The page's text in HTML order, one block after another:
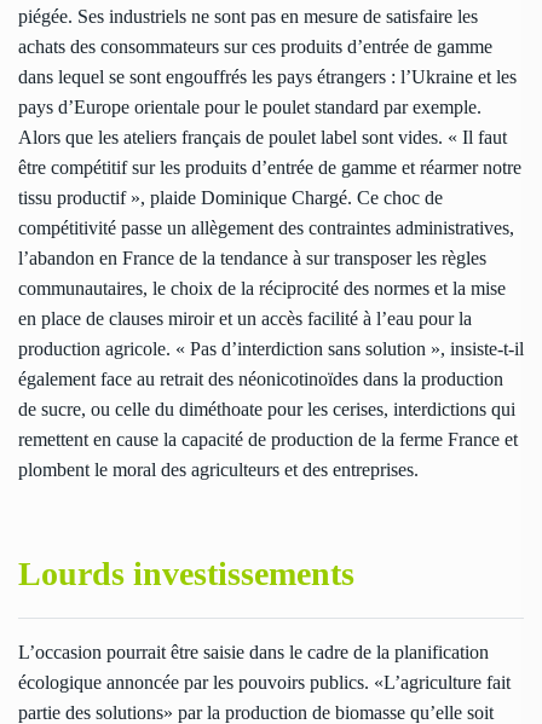
piégée. Ses industriels ne sont pas en mesure de satisfaire les
achats des consommateurs sur ces produits d’entrée de gamme
dans lequel se sont engouffrés les pays étrangers : l’Ukraine et les
pays d’Europe orientale pour le poulet standard par exemple.
Alors que les ateliers français de poulet label sont vides. « Il faut
être compétitif sur les produits d’entrée de gamme et réarmer notre
tissu productif », plaide Dominique Chargé. Ce choc de
compétitivité passe un allègement des contraintes administratives,
l’abandon en France de la tendance à sur transposer les règles
communautaires, le choix de la réciprocité des normes et la mise
en place de clauses miroir et un accès facilité à l’eau pour la
production agricole. « Pas d’interdiction sans solution », insiste-t-il
également face au retrait des néonicotinoïdes dans la production
de sucre, ou celle du diméthoate pour les cerises, interdictions qui
remettent en cause la capacité de production de la ferme France et
plombent le moral des agriculteurs et des entreprises.
Lourds investissements
L’occasion pourrait être saisie dans le cadre de la planification
écologique annoncée par les pouvoirs publics. «L’agriculture fait
partie des solutions» par la production de biomasse qu’elle soit